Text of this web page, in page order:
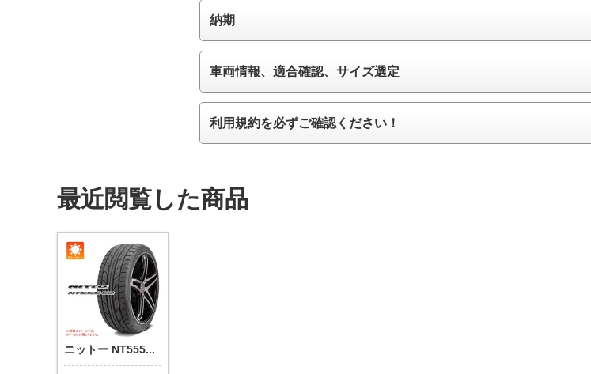
納期
車両情報、適合確認、サイズ選定
利用規約を必ずご確認ください！
最近閲覧した商品
ニットー NT555...